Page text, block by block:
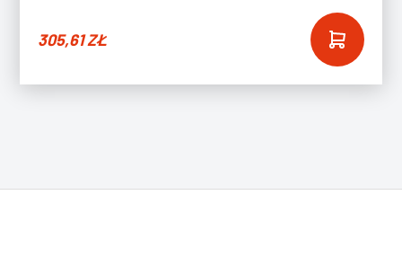
305,61ZŁ